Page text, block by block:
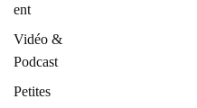
ent
Vidéo &
Podcast
Petites